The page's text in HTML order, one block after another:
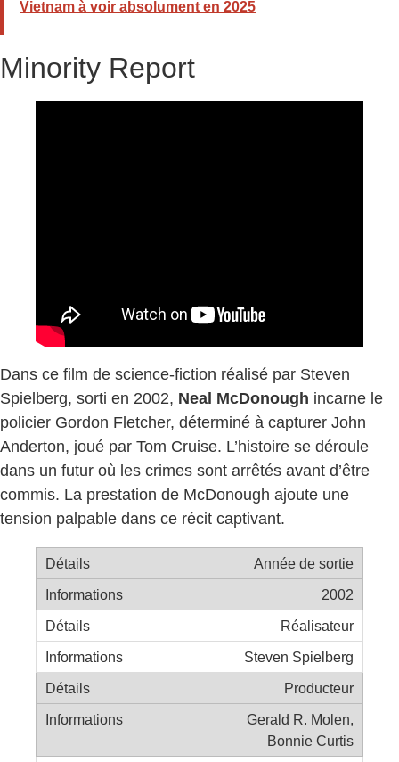
Vietnam à voir absolument en 2025
Minority Report
Dans ce film de science-fiction réalisé par Steven
Spielberg, sorti en 2002, Neal McDonough incarne le
policier Gordon Fletcher, déterminé à capturer John
Anderton, joué par Tom Cruise. L’histoire se déroule
dans un futur où les crimes sont arrêtés avant d’être
commis. La prestation de McDonough ajoute une
tension palpable dans ce récit captivant.
Année de sortie
2002
Réalisateur
Steven Spielberg
Producteur
Gerald R. Molen,
Bonnie Curtis